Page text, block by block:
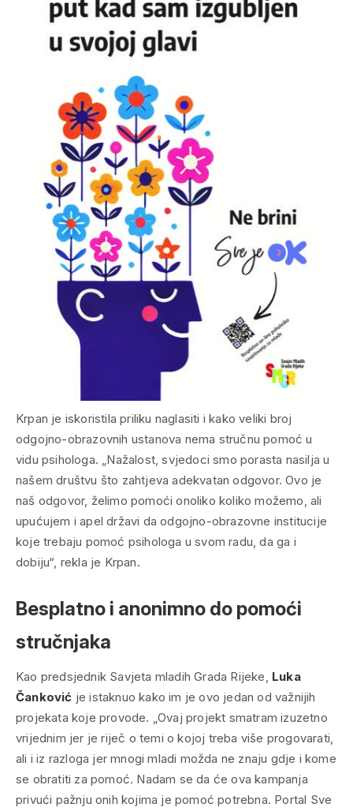
Krpan je iskoristila priliku naglasiti i kako veliki broj
odgojno-obrazovnih ustanova nema stručnu pomoć u
vidu psihologa. „Nažalost, svjedoci smo porasta nasilja u
našem društvu što zahtjeva adekvatan odgovor. Ovo je
naš odgovor, želimo pomoći onoliko koliko možemo, ali
upućujem i apel državi da odgojno-obrazovne institucije
koje trebaju pomoć psihologa u svom radu, da ga i
dobiju“, rekla je Krpan.
Besplatno i anonimno do pomoći
stručnjaka
Kao predsjednik Savjeta mladih Grada Rijeke, Luka
Čanković je istaknuo kako im je ovo jedan od važnijih
projekata koje provode. „Ovaj projekt smatram izuzetno
vrijednim jer je riječ o temi o kojoj treba više progovarati,
ali i iz razloga jer mnogi mladi možda ne znaju gdje i kome
se obratiti za pomoć. Nadam se da će ova kampanja
privući pažnju onih kojima je pomoć potrebna. Portal Sve